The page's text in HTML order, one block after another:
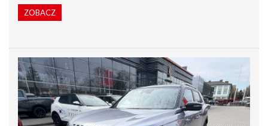
ZOBACZ